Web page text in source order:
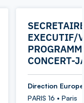
EXECUTIF/
CONCERT-
Direction
PARIS 16 • Paris